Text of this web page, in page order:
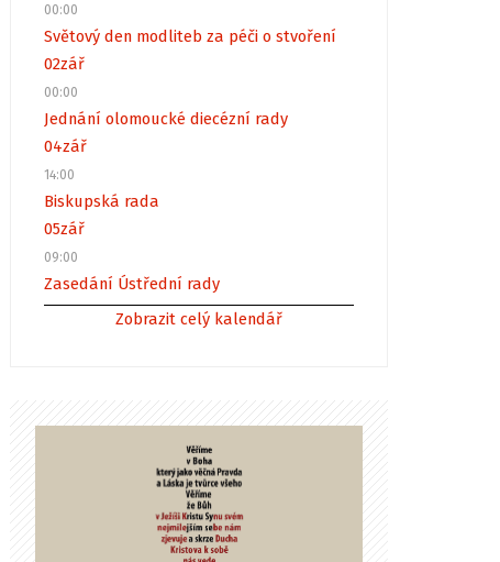
00:00
Světový den modliteb za péči o stvoření
02zář
00:00
Jednání olomoucké diecézní rady
04zář
14:00
Biskupská rada
05zář
09:00
Zasedání Ústřední rady
Zobrazit celý kalendář